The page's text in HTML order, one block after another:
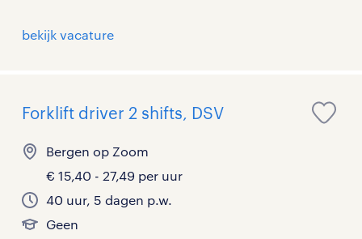
bekijk vacature
Forklift driver 2 shifts, DSV
Bergen op Zoom
€ 15,40 - 27,49 per uur
40 uur, 5 dagen p.w.
Geen